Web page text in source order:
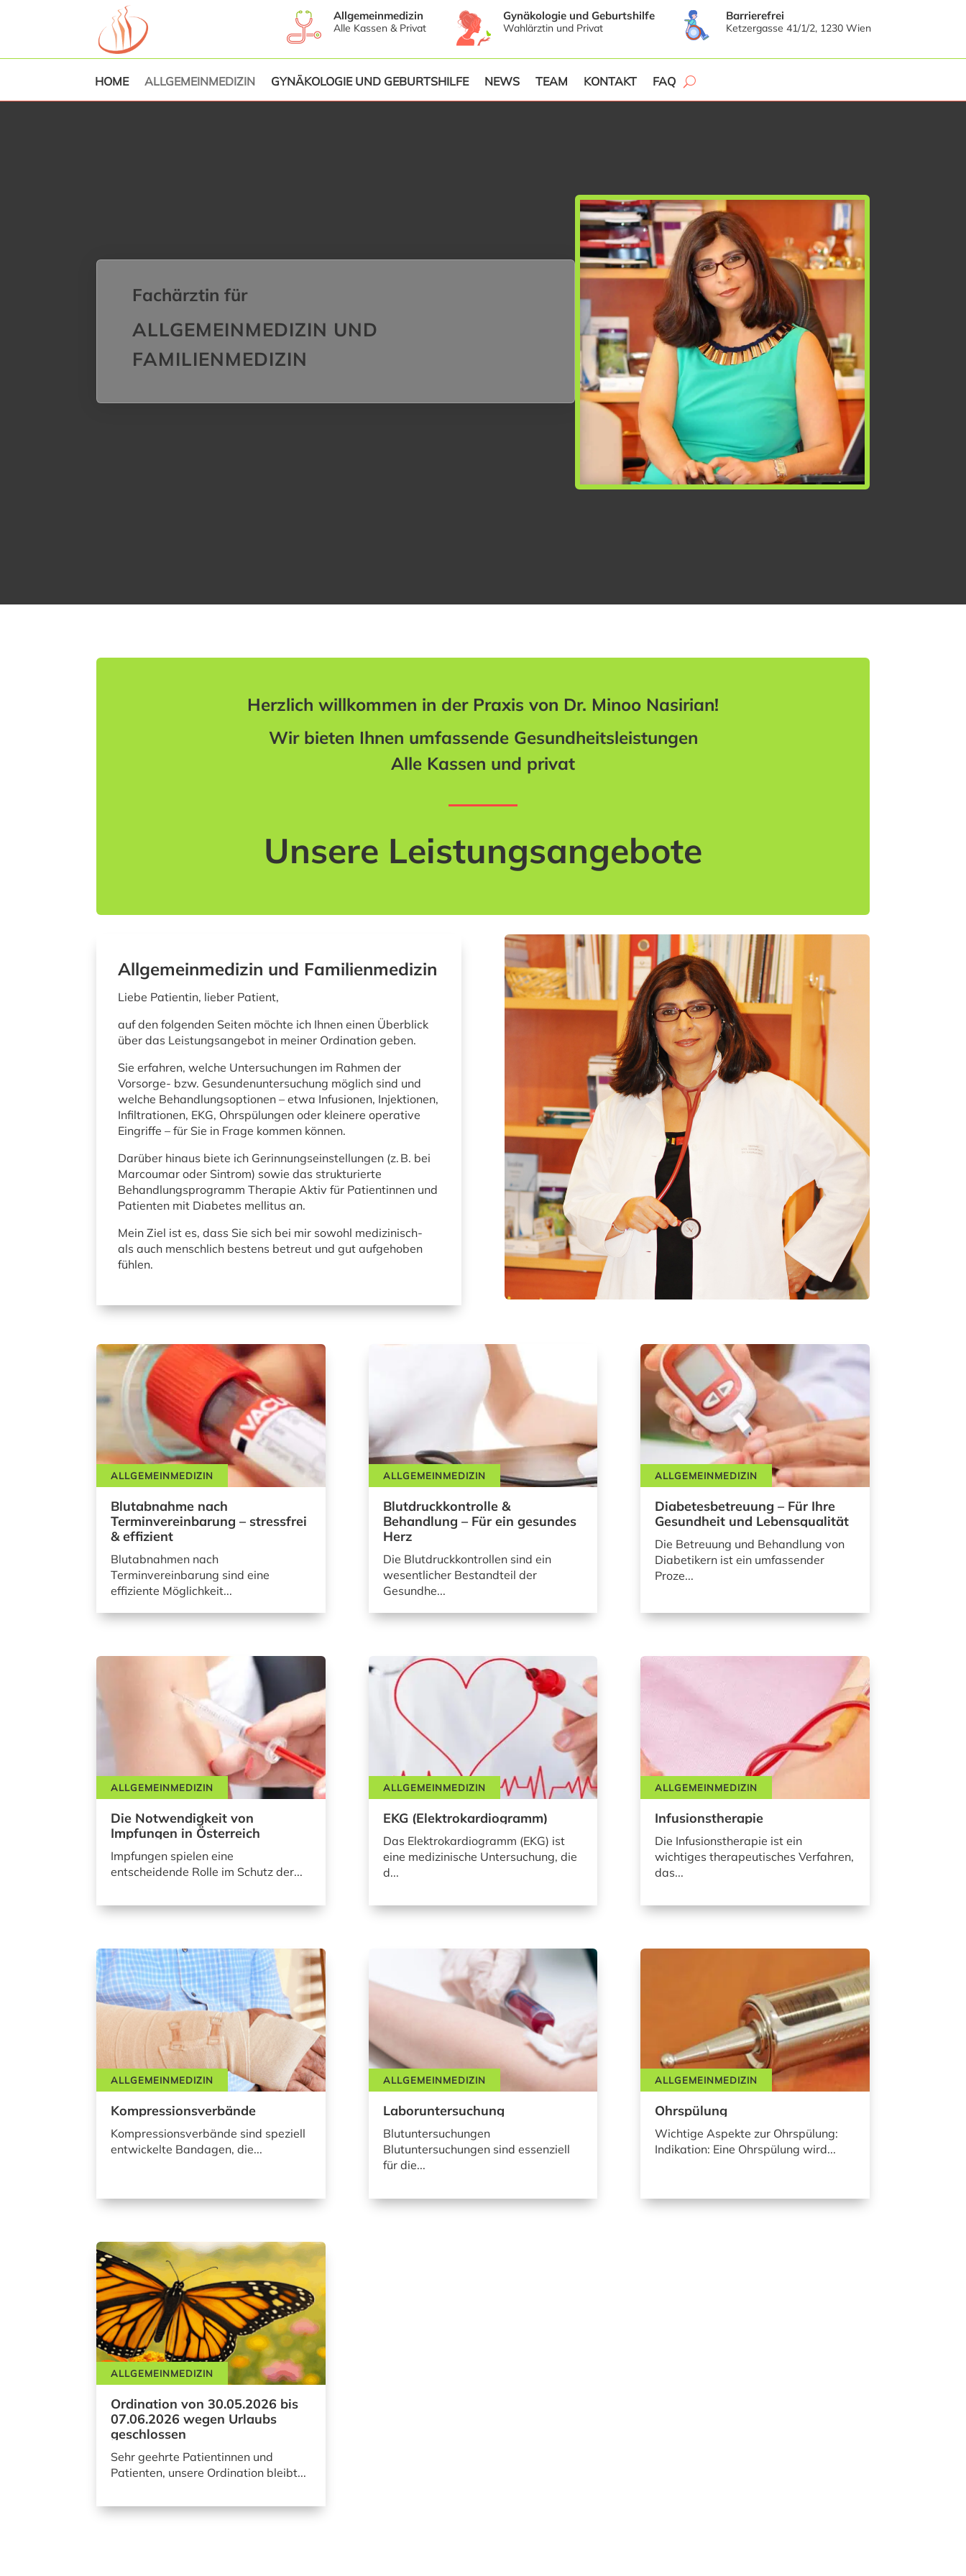
Allgemeinmedizin
Alle Kassen & Privat
Gynäkologie und Geburtshilfe
Wahlärztin und Privat
Barrierefrei
Ketzergasse 41/1/2, 1230 Wien
HOME ALLGEMEINMEDIZIN GYNÄKOLOGIE UND GEBURTSHILFE NEWS TEAM KONTAKT FAQ
Fachärztin für
ALLGEMEINMEDIZIN UND
FAMILIENMEDIZIN
Herzlich willkommen in der Praxis von Dr. Minoo Nasirian!
Wir bieten Ihnen umfassende Gesundheitsleistungen
Alle Kassen und privat
Unsere Leistungsangebote
Allgemeinmedizin und Familienmedizin
Liebe Patientin, lieber Patient,
auf den folgenden Seiten möchte ich Ihnen einen Überblick
über das Leistungsangebot in meiner Ordination geben.
Sie erfahren, welche Untersuchungen im Rahmen der
Vorsorge- bzw. Gesundenuntersuchung möglich sind und
welche Behandlungsoptionen – etwa Infusionen, Injektionen,
Infiltrationen, EKG, Ohrspülungen oder kleinere operative
Eingriffe – für Sie in Frage kommen können.
Darüber hinaus biete ich Gerinnungseinstellungen (z. B. bei
Marcoumar oder Sintrom) sowie das strukturierte
Behandlungsprogramm Therapie Aktiv für Patientinnen und
Patienten mit Diabetes mellitus an.
Mein Ziel ist es, dass Sie sich bei mir sowohl medizinisch-
als auch menschlich bestens betreut und gut aufgehoben
fühlen.
ALLGEMEINMEDIZIN
Blutabnahme nach
Terminvereinbarung – stressfrei
& effizient
Blutabnahmen nach
Terminvereinbarung sind eine
effiziente Möglichkeit...
ALLGEMEINMEDIZIN
Blutdruckkontrolle &
Behandlung – Für ein gesundes
Herz
Die Blutdruckkontrollen sind ein
wesentlicher Bestandteil der
Gesundhe...
ALLGEMEINMEDIZIN
Diabetesbetreuung – Für Ihre
Gesundheit und Lebensqualität
Die Betreuung und Behandlung von
Diabetikern ist ein umfassender
Proze...
ALLGEMEINMEDIZIN
Die Notwendigkeit von
Impfungen in Österreich
Impfungen spielen eine
entscheidende Rolle im Schutz der...
ALLGEMEINMEDIZIN
EKG (Elektrokardiogramm)
Das Elektrokardiogramm (EKG) ist
eine medizinische Untersuchung, die
d...
ALLGEMEINMEDIZIN
Infusionstherapie
Die Infusionstherapie ist ein
wichtiges therapeutisches Verfahren,
das...
ALLGEMEINMEDIZIN
Kompressionsverbände
Kompressionsverbände sind speziell
entwickelte Bandagen, die...
ALLGEMEINMEDIZIN
Laboruntersuchung
Blutuntersuchungen
Blutuntersuchungen sind essenziell
für die...
ALLGEMEINMEDIZIN
Ohrspülung
Wichtige Aspekte zur Ohrspülung:
Indikation: Eine Ohrspülung wird...
ALLGEMEINMEDIZIN
Ordination von 30.05.2026 bis
07.06.2026 wegen Urlaubs
geschlossen
Sehr geehrte Patientinnen und
Patienten, unsere Ordination bleibt...